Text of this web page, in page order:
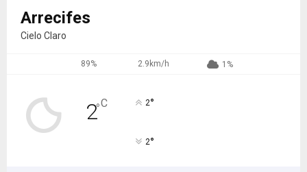
Arrecifes
Cielo Claro
89% 2.9km/h 1%
2°C 2°
2°